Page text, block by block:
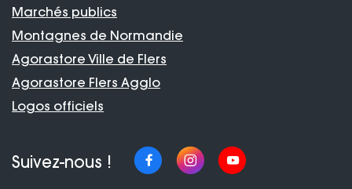
Suivez-nous !
Marchés publics
Montagnes de Normandie
Agorastore Ville de Flers
Agorastore Flers Agglo
Logos officiels